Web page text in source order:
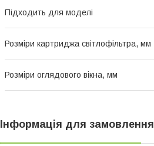
Підходить для моделі
Розміри картриджа світлофільтра, мм
Розміри оглядового вікна, мм
Інформація для замовлення